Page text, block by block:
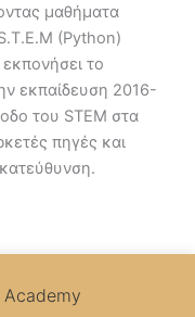
μαθήματα
(Python)
το
εκπαίδευση 2016-
του STEM στα
πηγές και
Academy